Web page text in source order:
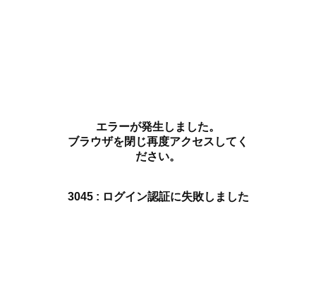
エラーが発生しました。
ブラウザを閉じ再度アクセスしてく
ださい。
3045 : ログイン認証に失敗しました